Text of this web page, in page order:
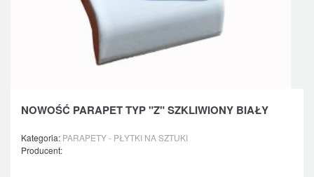
NOWOŚĆ PARAPET TYP "Z" SZKLIWIONY BIAŁY
Kategoria: PARAPETY - PŁYTKI NA SZTUKI
Producent: